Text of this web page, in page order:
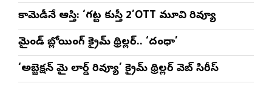
కామెడీనే ఆస్తి: ‘గట్ట కుస్తీ 2’OTT మూవి రివ్యూ
మైండ్ బ్లోయింగ్ క్రైమ్ థ్రిల్లర్.. ‘దంధా’
‘అబ్జెక్ష‌న్ మై లార్డ్ రివ్యూ’ క్రైమ్ థ్రిల్ల‌ర్ వెబ్ సిరీస్